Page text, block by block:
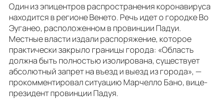
Один из эпицентров распространения коронавируса
находится в регионе Венето. Речь идет о городке Во
Эуганео, расположенном в провинции Падуи.
Местные власти издали распоряжение, которое
практически закрыло границы города: «Область
должна быть полностью изолирована, существует
абсолютный запрет на въезд и выезд из города», —
прокомментировал ситуацию Марчелло Бано, вице-
президент провинции Падуя.